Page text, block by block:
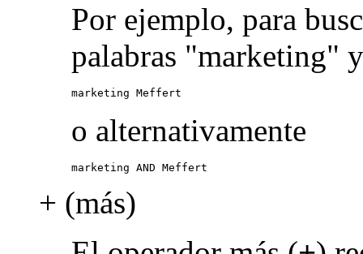
Por ejemplo, para
palabras "marketing"
marketing Meffert
o alternativamente
marketing AND Meffert
+ (más)